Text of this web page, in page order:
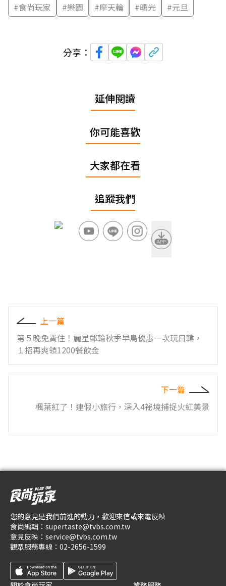
#食尚玩家 #樂園 #摩天輪 #曙光 #元旦
分享：
延伸閱讀
你可能喜歡
大家都在看
追蹤我們
上一篇
第５晚免費住！麗星郵輪秋季早鳥優惠一次玩日韓，
１招再爽領1200餐飲金
下一篇
楓葉紅了！連假小旅行，深入4祕境捕捉火紅美景
您的意見是我們前進的動力，歡迎來信或來電反映
食尚編輯： supertaste@tvbs.com.tw
意見反映： service@tvbs.com.tw
觀眾服務專線： 02-2656-1599